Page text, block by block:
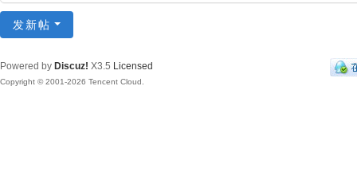
发新帖
Powered by Discuz! X3.5 Licensed
Copyright © 2001-2026 Tencent Cloud.